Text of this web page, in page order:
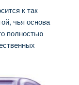
к так
чья основа
полностью